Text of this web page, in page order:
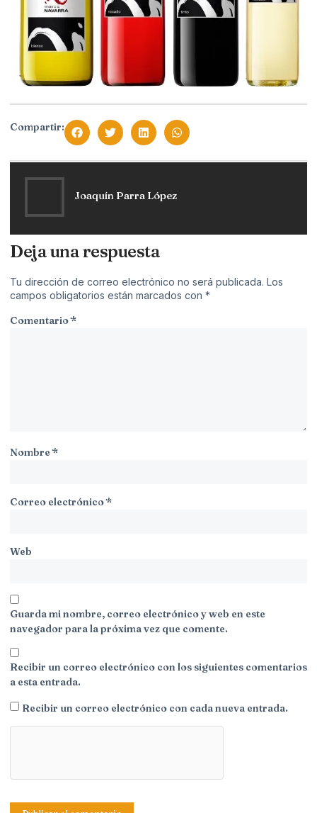
Compartir:
Joaquín Parra López
Deja una respuesta
Tu dirección de correo electrónico no será publicada. Los
campos obligatorios están marcados con *
Comentario*
Nombre*
Correo electrónico*
Web
Guarda mi nombre, correo electrónico y web en este
navegador para la próxima vez que comente.
Recibir un correo electrónico con los siguientes comentarios
a esta entrada.
Recibir un correo electrónico con cada nueva entrada.